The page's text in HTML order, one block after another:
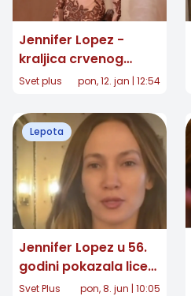
Jennifer Lopez -
kraljica crvenog
tepiha: U vrhunskoj
dodelu nagrade
Zlatni globus
Svet plus pon, 12. jan | 12:54
Lepota
Jennifer Lopez u 56.
godini pokazala lice
bez šminke: Tajna
Svet Plus pon, 8. jun | 10:05